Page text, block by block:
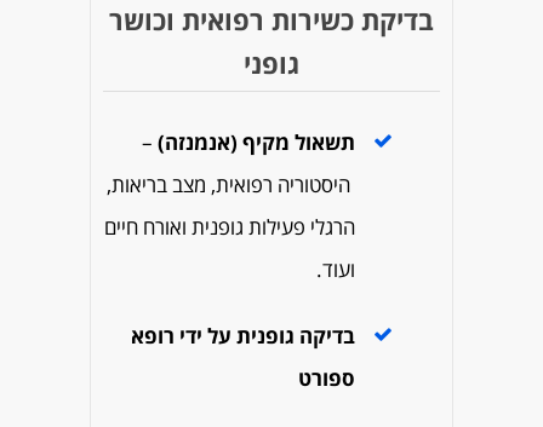
בדיקת כשירות רפואית וכושר
גופני
תשאול מקיף (אנמנזה) –
היסטוריה רפואית, מצב בריאות,
הרגלי פעילות גופנית ואורח חיים
ועוד.
בדיקה גופנית על ידי רופא
ספורט